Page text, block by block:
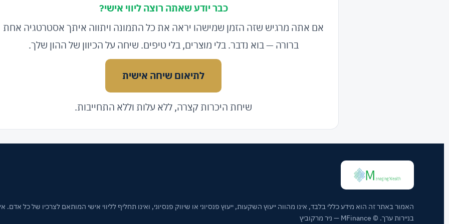
כבר יודע שאתה רוצה ליווי אישי?
אם אתה מרגיש שזה הזמן שמישהו יראה את כל התמונה ויתווה איתך אסטרטגיה אחת
ברורה — בוא נדבר. בלי מוצרים, בלי טיפים. שיחה על הכיוון של ההון שלך.
לתיאום שיחה אישית
שיחת היכרות קצרה, ללא עלות וללא התחייבות.
האמור באתר זה הוא מידע כללי בלבד, אינו מהווה ייעוץ השקעות, ייעוץ פנסיוני או שיווק פנסיוני, ואינו תחליף לליווי אישי המותאם לצרכיו של כל
בניירות ערך. © MFinance — ניר מרקוביץ